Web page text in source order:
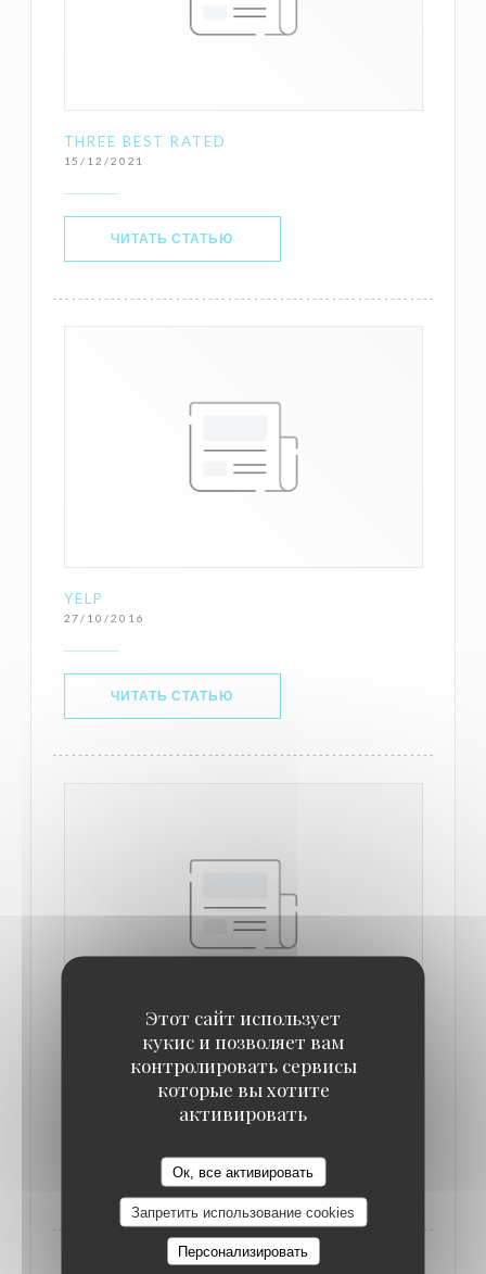
Этот сайт использует
кукис и позволяет вам
контролировать сервисы
которые вы хотите
активировать
Ок, все активировать
Запретить использование cookies
Персонализировать
THREE BEST RATED
15/12/2021
ЧИТАТЬ СТАТЬЮ
YELP
27/10/2016
ЧИТАТЬ СТАТЬЮ
3 BEST INDIAN RESTAURANTS IN
MAIDSTONE
ЧИТАТЬ СТАТЬЮ((ОТКРЫВАЕТСЯ В НОВОМ ОКНЕ))